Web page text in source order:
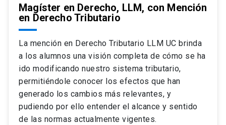
completamente al programa o compatibilizarás un
estudio intenso y exigente, con una muy baja carga
laboral, de marzo a noviembre, para dedicarte
completamente a la actividad de graduación de
diciembre a marzo.
2 cursos mínimos (10 créditos) Primer
semestre
+ 5 cursos a elección (50 créditos) Primer
semestre
+ 4 cursos a elección (40 créditos)
Magíster en Derecho, LLM, con Mención
en Derecho Tributario
La mención en Derecho Tributario LLM UC brinda
a los alumnos una visión completa de cómo se ha
ido modificando nuestro sistema tributario,
permitiéndole conocer los efectos que han
generado los cambios más relevantes, y
pudiendo por ello entender el alcance y sentido
de las normas actualmente vigentes.